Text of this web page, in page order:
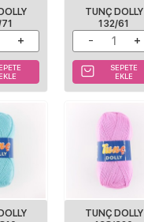
EKLE
TUNÇ DOLLY
132/61
SEPETE
EKLE
TUNÇ DOLLY